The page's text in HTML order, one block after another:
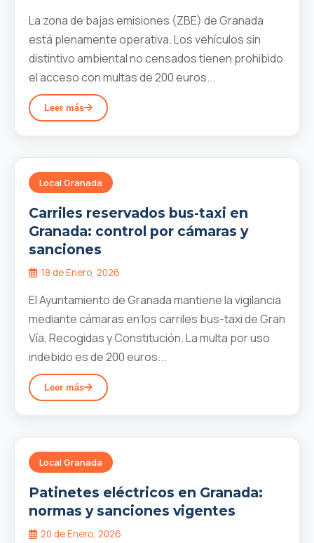
La zona de bajas emisiones (ZBE) de Granada
está plenamente operativa. Los vehículos sin
distintivo ambiental no censados tienen prohibido
el acceso con multas de 200 euros...
Leer más
Local Granada
Carriles reservados bus-taxi en
Granada: control por cámaras y
sanciones
18 de Enero, 2026
El Ayuntamiento de Granada mantiene la vigilancia
mediante cámaras en los carriles bus-taxi de Gran
Vía, Recogidas y Constitución. La multa por uso
indebido es de 200 euros...
Leer más
Local Granada
Patinetes eléctricos en Granada:
normas y sanciones vigentes
20 de Enero, 2026